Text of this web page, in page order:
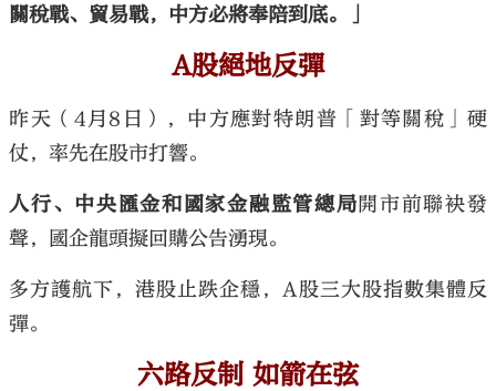
關稅戰、貿易戰，中方必將奉陪到底。」
A股絕地反彈
昨天（4月8日），中方應對特朗普「對等關稅」硬
仗，率先在股市打響。
人行、中央匯金和國家金融監管總局開市前聯袂發
聲，國企龍頭擬回購公告湧現。
多方護航下，港股止跌企穩，A股三大股指數集體反
彈。
六路反制 如箭在弦